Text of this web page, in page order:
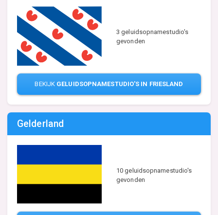
3 geluidsopnamestudio's
gevonden
BEKIJK GELUIDSOPNAMESTUDIO'S IN FRIESLAND
Gelderland
10 geluidsopnamestudio's
gevonden